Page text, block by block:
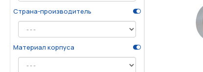
Инвентарь для отдыха
Системы безопасности
Страна-производитель
Материал корпуса